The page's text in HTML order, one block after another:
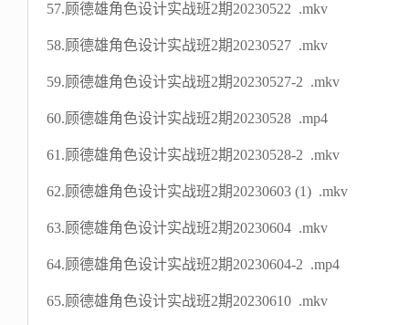
57.顾德雄角色设计实战班2期20230522 .mkv
58.顾德雄角色设计实战班2期20230527 .mkv
59.顾德雄角色设计实战班2期20230527-2 .mkv
60.顾德雄角色设计实战班2期20230528 .mp4
61.顾德雄角色设计实战班2期20230528-2 .mkv
62.顾德雄角色设计实战班2期20230603 (1) .mkv
63.顾德雄角色设计实战班2期20230604 .mkv
64.顾德雄角色设计实战班2期20230604-2 .mp4
65.顾德雄角色设计实战班2期20230610 .mkv